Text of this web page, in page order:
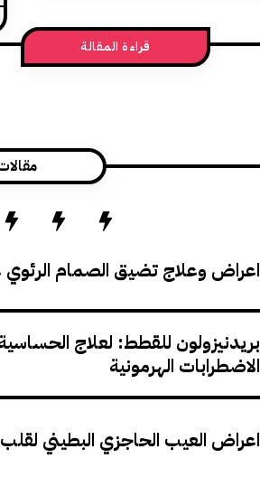
قراءة المقالة
اعراض وعلاج تضيق الصمام
بريدنيزولون للقطط: لعلاج
الاضطرابات الهرمونية
اعراض العيب الحاجزي البطيني